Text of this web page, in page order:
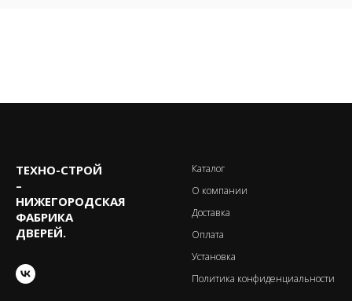
ТЕХНО-CТРОЙ
–
НИЖЕГОРОДСКАЯ
ФАБРИКА
ДВЕРЕЙ.
Каталог
О компании
Доставка
Оплата
Установка
Политика конфиденциальности